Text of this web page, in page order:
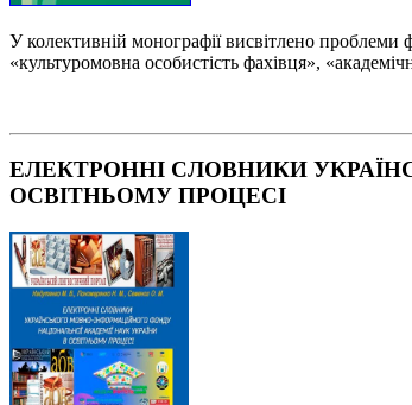
У колективній монографії висвітлено проблеми
«культуромовна особистість фахівця»,
ЕЛЕКТРОННІ СЛОВНИКИ
ОСВІТНЬОМУ ПРОЦЕСІ